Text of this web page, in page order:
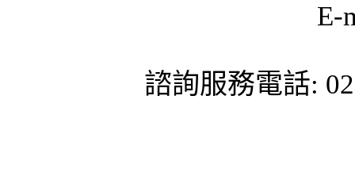
E-
諮詢服務電話: